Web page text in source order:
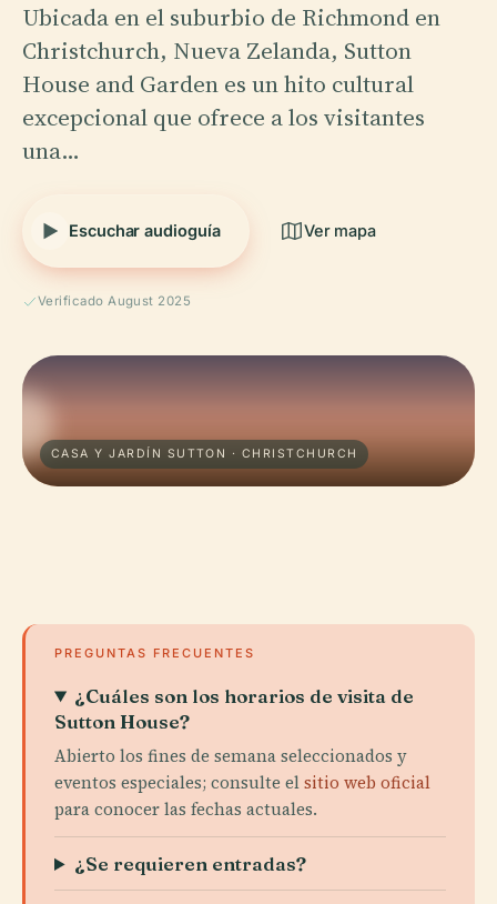
Ubicada en el suburbio de Richmond en
Christchurch, Nueva Zelanda, Sutton
House and Garden es un hito cultural
excepcional que ofrece a los visitantes
una…
Escuchar audioguía Ver mapa
Verificado August 2025
CASA Y JARDÍN SUTTON · CHRISTCHURCH
PREGUNTAS FRECUENTES
¿Cuáles son los horarios de visita de
Sutton House?
Abierto los fines de semana seleccionados y
eventos especiales; consulte elsitio web oficial
para conocer las fechas actuales.
¿Se requieren entradas?